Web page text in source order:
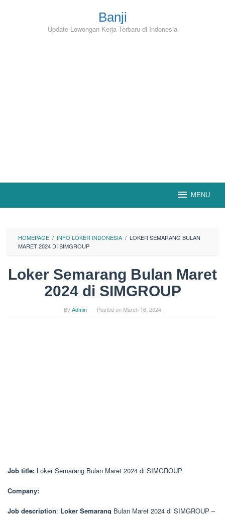
Banji
Update Lowongan Kerja Terbaru di Indonesia
MENU
HOMEPAGE / INFO LOKER INDONESIA / LOKER SEMARANG BULAN
MARET 2024 DI SIMGROUP
Loker Semarang Bulan Maret
2024 di SIMGROUP
By Admin Posted on March 16, 2024
Job title: Loker Semarang Bulan Maret 2024 di SIMGROUP
Company:
Job description: Loker Semarang Bulan Maret 2024 di SIMGROUP –